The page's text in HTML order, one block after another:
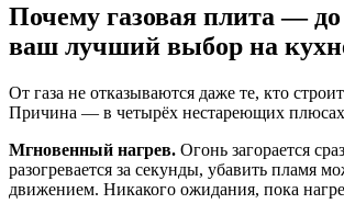
Почему газовая плита —
ваш лучший выбор на
От газа не отказываются даже те, кто
Причина — в четырёх нестареющих
Мгновенный нагрев. Огонь загорается
разогревается за секунды, убавить пламя
движением. Никакого ожидания, пока